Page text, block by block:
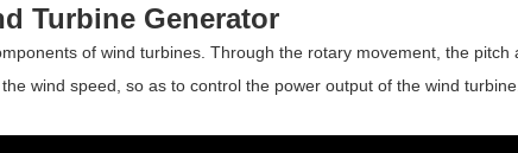
Turbine Generator
of wind turbines. Through the rotary movement, the pitch
wind speed, so as to control the power output of the wind turbine.